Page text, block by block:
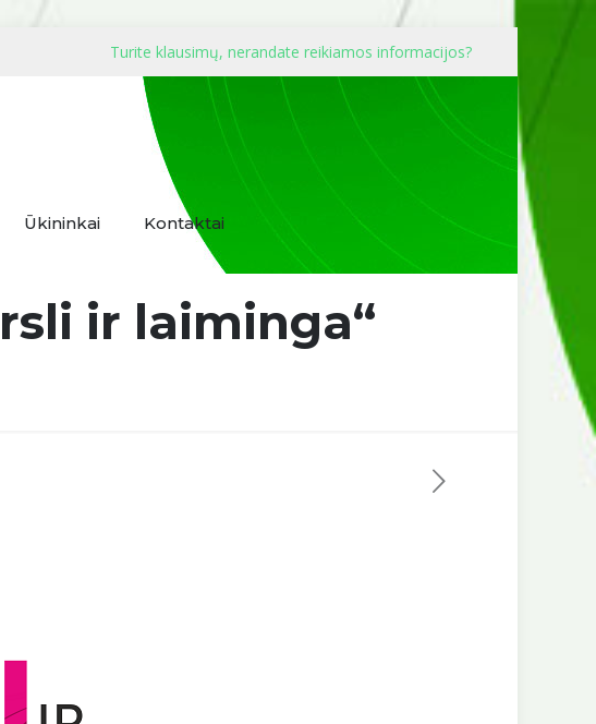
Turite klausimų, nerandate reikiamos informacijos?
Ūkininkai Kontaktai
ir laiminga“